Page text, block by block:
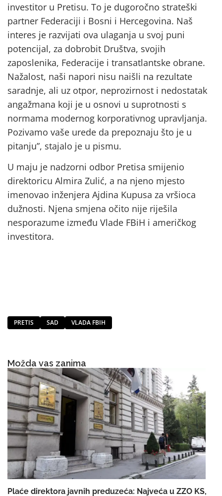
investitor u Pretisu. To je dugoročno strateški
partner Federaciji i Bosni i Hercegovina. Naš
interes je razvijati ova ulaganja u svoj puni
potencijal, za dobrobit Društva, svojih
zaposlenika, Federacije i transatlantske obrane.
Nažalost, naši napori nisu naišli na rezultate
saradnje, ali uz otpor, neprozirnost i nedostatak
angažmana koji je u osnovi u suprotnosti s
normama modernog korporativnog upravljanja.
Pozivamo vaše urede da prepoznaju što je u
pitanju”, stajalo je u pismu.
U maju je nadzorni odbor Pretisa smijenio
direktoricu Almira Zulić, a na njeno mjesto
imenovao inženjera Ajdina Kupusa za vršioca
dužnosti. Njena smjena očito nije riješila
nesporazume između Vlade FBiH i američkog
investitora.
PRETIS SAD VLADA FBIH
Možda vas zanima
Plaće direktora javnih preduzeća: Najveća u ZZO KS,